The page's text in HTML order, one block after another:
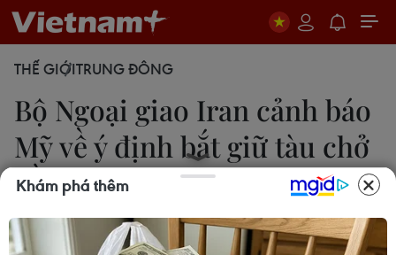
THẾ GIỚITRUNG ĐÔNG
Bộ Ngoại giao Iran cảnh báo
Mỹ về ý định bắt giữ tàu chở
dầu
Bích Liên
Khám phá thêm